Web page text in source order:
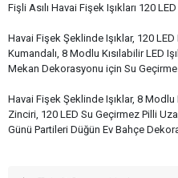
Fişli Asılı Havai Fişek Işıkları 120
Havai Fişek Şeklinde Işıklar, 120
Kumandalı, 8 Modlu Kısılabilir LED
Mekan Dekorasyonu için Su
Havai Fişek Şeklinde Işıklar, 8 Modlu
Zinciri, 120 LED Su Geçirmez Pilli
Günü Partileri Düğün Ev Bahçe